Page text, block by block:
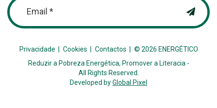
Email *
Privacidade Cookies Contactos
© 2026 ENERGÉTICO
Reduzir a Pobreza Energética, Promover a Literacia -
All Rights Reserved.
Developed byGlobal Pixel